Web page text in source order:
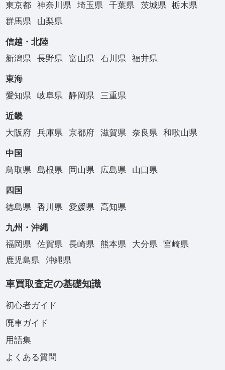
東京都
神奈川県 埼玉県 千葉県 茨城県
栃木県
群馬県
山梨県
信越・北陸
新潟県
長野県 富山県 石川県 福井県
東海
愛知県
岐阜県 静岡県 三重県
近畿
大阪府
兵庫県 京都府 滋賀県 奈良県 和歌山県
中国
鳥取県
島根県 岡山県 広島県 山口県
四国
徳島県
香川県 愛媛県 高知県
九州・沖縄
福岡県
佐賀県 長崎県 熊本県 大分県
宮崎県
鹿児島県
沖縄県
車買取査定の基礎知識
初心者ガイド
廃車ガイド
用語集
よくある質問